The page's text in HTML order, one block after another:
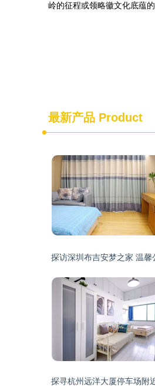
岭的征程或领略徽文化底蕴
最新产品 Product